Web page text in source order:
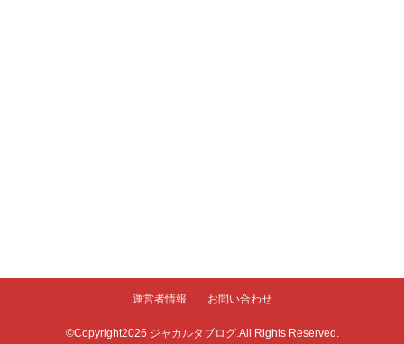
運営者情報 お問い合わせ
©Copyright2026 ジャカルタブログ.All Rights Reserved.